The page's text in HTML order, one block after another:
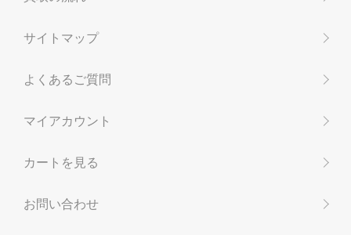
サイトマップ
よくあるご質問
マイアカウント
カートを見る
お問い合わせ